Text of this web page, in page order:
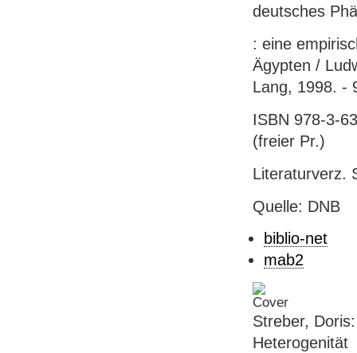
deutsches
: eine
Ägypten /
Lang, 1998. -
ISBN 978-3-
(freier Pr.)
Literaturverz.
Quelle: DNB
biblio-net
mab2
Streber,
Heterogenität